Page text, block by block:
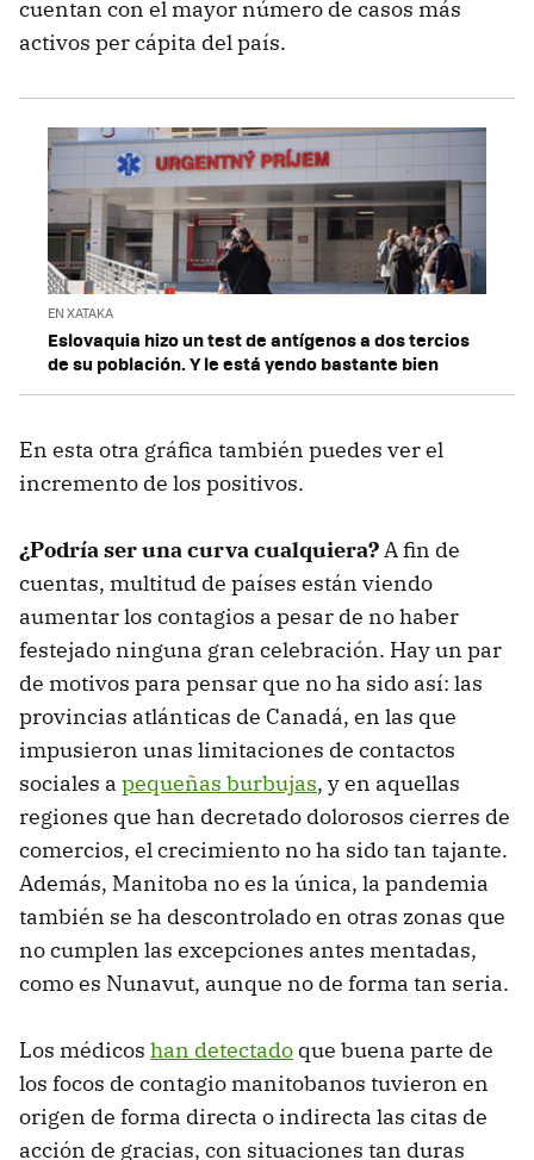
cuentan con el mayor número de casos más
activos per cápita del país.
EN XATAKA
Eslovaquia hizo un test de antígenos a dos tercios
de su población. Y le está yendo bastante bien
En esta otra gráfica también puedes ver el
incremento de los positivos.
¿Podría ser una curva cualquiera?A fin de
cuentas, multitud de países están viendo
aumentar los contagios a pesar de no haber
festejado ninguna gran celebración. Hay un par
de motivos para pensar que no ha sido así: las
provincias atlánticas de Canadá, en las que
impusieron unas limitaciones de contactos
sociales a pequeñas burbujas, y en aquellas
regiones que han decretado dolorosos cierres de
comercios, el crecimiento no ha sido tan tajante.
Además, Manitoba no es la única, la pandemia
también se ha descontrolado en otras zonas que
no cumplen las excepciones antes mentadas,
como es Nunavut, aunque no de forma tan seria.
Los médicos han detectado que buena parte de
los focos de contagio manitobanos tuvieron en
origen de forma directa o indirecta las citas de
acción de gracias, con situaciones tan duras